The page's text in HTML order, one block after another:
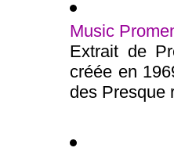
Music
Extrait de
créée en
des Presque